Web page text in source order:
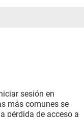
sesión en
más comunes se
pérdida de acceso a